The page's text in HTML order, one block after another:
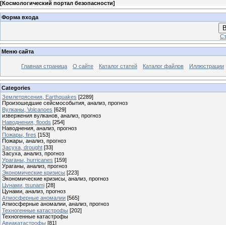
[Космологический портал безопасности]
Форма входа
Меню сайта
Главная страница О сайте Каталог статей Каталог файлов Иллюстрации
Categories
Землетрясения, Earthquakes [2289]
Произошедшие сейсмособытия, анализ, прогноз
Вулканы, Volcanoes [629]
извержения вулканов, анализ, прогноз
Наводнения, floods [254]
Наводнения, анализ, прогноз
Пожары, fires [153]
Пожары, анализ, прогноз
Засуха, drought [33]
Засуха, анализ, прогноз
Ураганы, hurricanes [159]
Ураганы, анализ, прогноз
Экономические кризисы [223]
Экономические кризисы, анализ, прогноз
Цунами, tsunami [28]
Цунами, анализ, прогноз
Атмосферные аномалии [565]
Атмосферные аномалии, анализ, прогноз
Техногенные катастрофы [202]
Техногенные катастрофы
Авиакатастрофы [81]